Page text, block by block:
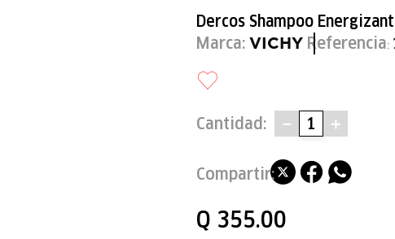
Dercos Shampoo
Marca: VICHY Referencia:
Cantidad ＋
－
Q 355.00
advanced night repair